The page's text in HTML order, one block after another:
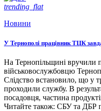
trending_flat
Новини
У Тернополі працівник ТЦК
На Тернопільщині вручили
військовослужбовцю
Слідство встановило, що у
проходили службу. В
посадовця, частина
Читайте також: СБУ та ДБР